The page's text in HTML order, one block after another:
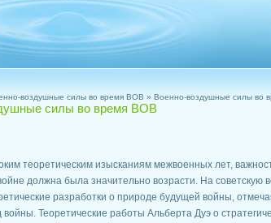
воздушные силы во время ВОВ » Военно-воздушные силы во
силы во время ВОВ
теоретическим изысканиям межвоенных лет,
должна была значительно возрасти. На советскую
разработки о природе будущей войны,
Теоретические работы Альберта Дуэ о